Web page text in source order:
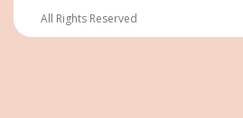
All Rights Reserved